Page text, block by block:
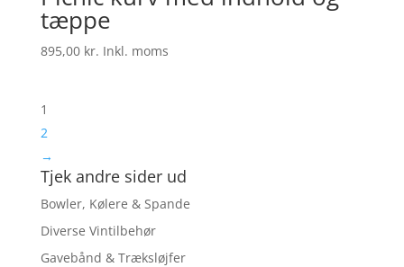
tæppe
895,00 kr. Inkl. moms
1
2
→
Tjek andre sider ud
Bowler, Kølere & Spande
Diverse Vintilbehør
Gavebånd & Træksløjfer